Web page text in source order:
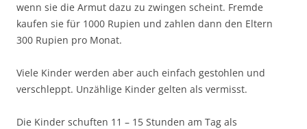
wenn sie die Armut dazu zu zwingen scheint. Fremde
kaufen sie für 1000 Rupien und zahlen dann den Eltern
300 Rupien pro Monat.
Viele Kinder werden aber auch einfach gestohlen und
verschleppt. Unzählige Kinder gelten als vermisst.
Die Kinder schuften 11 – 15 Stunden am Tag als